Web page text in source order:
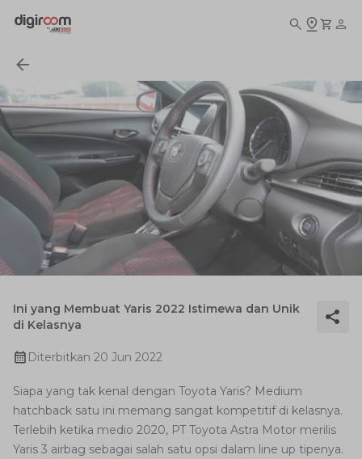
Ini yang Membuat Yaris 2022 Istimewa dan Unik
di Kelasnya
Diterbitkan 20 Jun 2022
Siapa yang tak kenal dengan Toyota Yaris? Medium
hatchback satu ini memang sangat kompetitif di kelasnya.
Terlebih ketika medio 2020, PT Toyota Astra Motor merilis
Yaris 3 airbag sebagai salah satu opsi dalam line up tipenya.